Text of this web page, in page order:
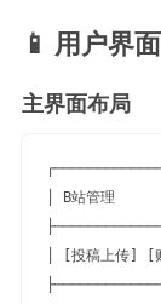
📱 用户界
主界面布局
│ B站管
│ [投稿上传